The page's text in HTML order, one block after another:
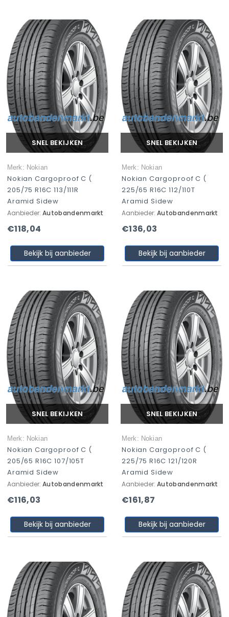
SNEL BEKIJKEN
Merk: Nokian
Nokian Cargoproof C (
205/75 R16C 113/111R
Aramid Sidew
Aanbieder: Autobandenmarkt
€118,04
Bekijk bij aanbieder
SNEL BEKIJKEN
Merk: Nokian
Nokian Cargoproof C (
225/65 R16C 112/110T
Aramid Sidew
Aanbieder: Autobandenmarkt
€136,03
Bekijk bij aanbieder
SNEL BEKIJKEN
Merk: Nokian
Nokian Cargoproof C (
205/65 R16C 107/105T
Aramid Sidew
Aanbieder: Autobandenmarkt
€116,03
Bekijk bij aanbieder
SNEL BEKIJKEN
Merk: Nokian
Nokian Cargoproof C (
225/75 R16C 121/120R
Aramid Sidew
Aanbieder: Autobandenmarkt
€161,87
Bekijk bij aanbieder